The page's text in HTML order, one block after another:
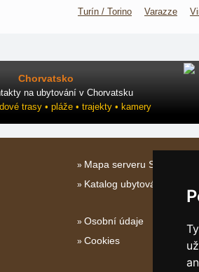
Turín / Torino Varazze
Chorvatsko
na ubytování v Chorvatsku
trasy • pláže • trajekty • kamery
Mapa serveru Severní
Katalog ubytování
Osobní údaje
Cookies